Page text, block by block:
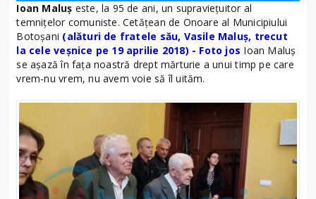
Ioan Maluș este, la 95 de ani, un supraviețuitor al
temnițelor comuniste. Cetățean de Onoare al Municipiului
Botoșani (alături de fratele său, Vasile Maluș, trecut
la cele veșnice pe 19 aprilie 2018) - Foto jos Ioan Maluș
se așază în fața noastră drept mărturie a unui timp pe care
vrem-nu vrem, nu avem voie să îl uităm.